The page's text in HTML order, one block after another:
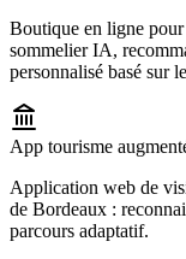
Boutique en ligne
sommelier IA,
personnalisé basé sur
App tourisme
Application web de
de Bordeaux :
parcours adaptatif.